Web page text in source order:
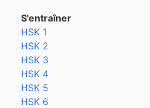
S'entraîner
HSK 1
HSK 2
HSK 3
HSK 4
HSK 5
HSK 6